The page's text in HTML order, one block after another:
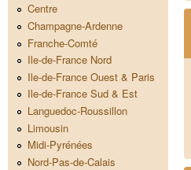
Centre
Champagne-Ardenne
Franche-Comté
Ile-de-France Nord
Ile-de-France Ouest & Paris
Ile-de-France Sud & Est
Languedoc-Roussillon
Limousin
Midi-Pyrénées
Nord-Pas-de-Calais